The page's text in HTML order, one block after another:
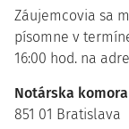
Záujemcovia sa
písomne v
16:00 hod. na
Notárska
851 01 Bratislava